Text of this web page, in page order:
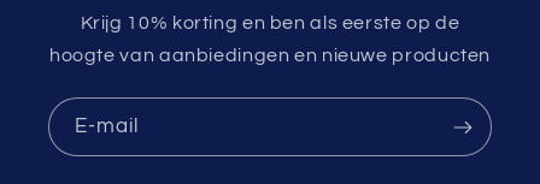
Krijg 10% korting en ben als eerste op de
hoogte van aanbiedingen en nieuwe producten
E‑mail